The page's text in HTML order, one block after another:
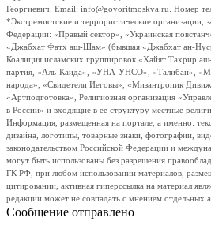
Георгиевич. Email: info@govoritmoskva.ru. Номер
*Экстремистские и террористические организации,
Федерации: «Правый сектор», «Украинская
«Джабхат Фатх аш-Шам» (бывшая «Джабхат ан-
Коалиция исламских группировок «Хайят Тахрир
партия, «Аль-Каида», «УНА-УНСО», «Талибан»,
народа», «Свидетели Иеговы», «Мизантропик
«Артподготовка», Религиозная организация
в России» и входящие в ее структуру местные
Информация, размещенная на портале, а именно:
дизайна, логотипы, товарные знаки, фотографии,
законодательством Российской Федерации и
могут быть использованы без разрешения
ГК РФ, при любом использовании материалов,
цитировании, активная гиперссылка на материал
редакции может не совпадать с мнением отдельных
Сообщение отправлено